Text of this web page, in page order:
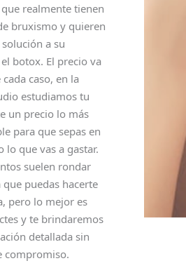
realmente tienen
bruxismo y quieren
a su
botox. El precio va
caso, en la
estudiamos tu
un precio lo más
para que sepas en
que vas a gastar.
suelen rondar
puedas hacerte
pero lo mejor es
y te brindaremos
detallada sin
compromiso.